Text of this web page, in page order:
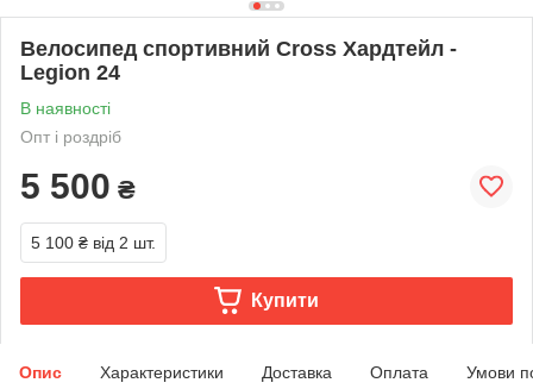
Велосипед спортивний Cross Хардтейл -
Legion 24
В наявності
Опт і роздріб
5 500 ₴
5 100 ₴ від 2 шт.
Купити
Опис Характеристики Доставка Оплата Умови